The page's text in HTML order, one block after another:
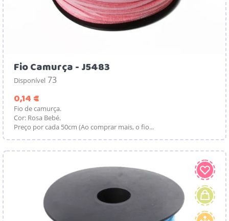
Fio Camurça - J5483
Disponível 73
0,14 €
Fio de camurça.
Cor: Rosa Bebé.
Preço por cada 50cm (Ao comprar mais, o fio...